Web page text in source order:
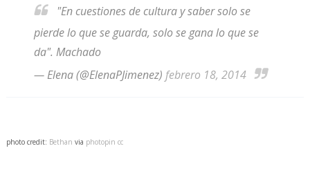
"En cuestiones de cultura y saber solo se
pierde lo que se guarda, solo se gana lo que se
da". Machado
— Elena (@ElenaPJimenez) febrero 18, 2014
photo credit: Βethan via photopin cc